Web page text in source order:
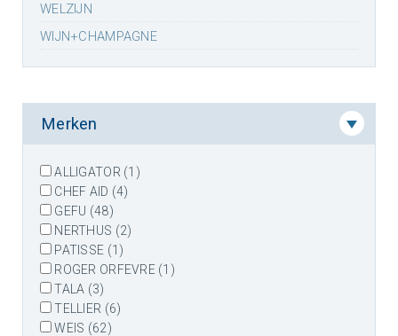
WELZIJN
WIJN+CHAMPAGNE
Merken
ALLIGATOR (1)
CHEF AID (4)
GEFU (48)
NERTHUS (2)
PATISSE (1)
ROGER ORFEVRE (1)
TALA (3)
TELLIER (6)
WEIS (62)